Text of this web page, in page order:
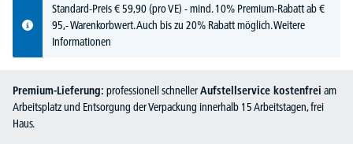
Standard-Preis€ 59,90(pro VE) - mind. 10% Premium-Rabatt ab €
95,- Warenkorbwert. Auch bis zu 20% Rabatt möglich.Weitere
Informationen
Premium-Lieferung: professionell schnellerAufstellservice kostenfrei am
Arbeitsplatz und Entsorgung der Verpackung innerhalb 15 Arbeitstagen, frei
Haus.